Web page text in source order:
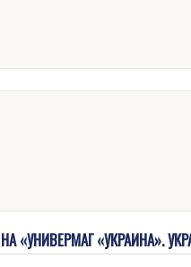
«УНИВЕРМАГ «УКРАИНА».